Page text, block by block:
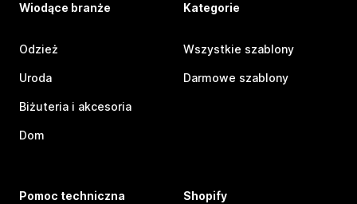
Wiodące branże
Odzież
Uroda
Biżuteria i akcesoria
Dom
Kategorie
Wszystkie szablony
Darmowe szablony
Pomoc techniczna Shopify